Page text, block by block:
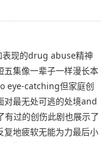
表现的drug abuse精神
五集像一辈子一样漫长本
eye-catching但家庭创
对最无处可逃的处境and
过的创伤此剧也展示了
复地疲软无能为力最后小